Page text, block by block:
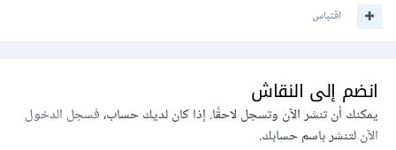
اقتباس
انضم إلى النقاش
يمكنك أن تنشر الآن وتسجل لاحقًا. إذا كان لديك حساب،فسجل الدخول
الآنلتنشر باسم حسابك.